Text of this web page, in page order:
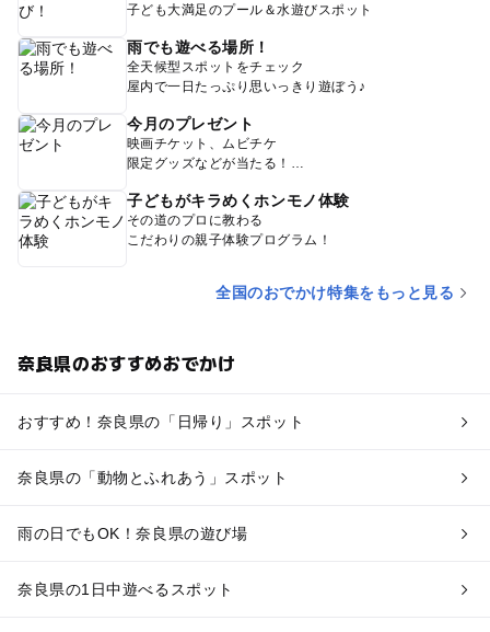
子ども大満足のプール＆水遊びスポット
雨でも遊べる場所！
全天候型スポットをチェック
屋内で一日たっぷり思いっきり遊ぼう♪
今月のプレゼント
映画チケット、ムビチケ
限定グッズなどが当たる！
子どもがキラめくホンモノ体験
その道のプロに教わる
こだわりの親子体験プログラム！
全国のおでかけ特集をもっと見る
奈良県のおすすめおでかけ
おすすめ！奈良県の「日帰り」スポット
奈良県の「動物とふれあう」スポット
雨の日でもOK！奈良県の遊び場
奈良県の1日中遊べるスポット